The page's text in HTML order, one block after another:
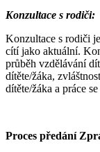
Konzultace s rodiči:
Konzultace s rodiči
cítí jako aktuální.
průběh vzdělávání
dítěte/žáka,
dítěte/žáka a práce
Proces předání